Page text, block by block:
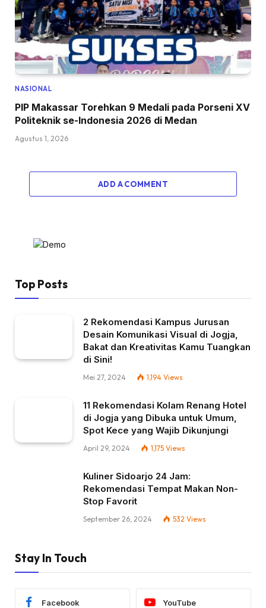
NASIONAL
PIP Makassar Torehkan 9 Medali pada Porseni XV
Politeknik se-Indonesia 2026 di Medan
Agustus 1, 2026
ADD A COMMENT
Top Posts
2 Rekomendasi Kampus Jurusan
Desain Komunikasi Visual di Jogja,
Bakat dan Kreativitas Kamu Tuangkan
di Sini!
Mei 27, 2024 1,194 Views
11 Rekomendasi Kolam Renang Hotel
di Jogja yang Dibuka untuk Umum,
Spot Kece yang Wajib Dikunjungi
April 29, 2024 1,175 Views
Kuliner Sidoarjo 24 Jam:
Rekomendasi Tempat Makan Non-
Stop Favorit
September 26, 2024 532 Views
Stay In Touch
Facebook YouTube